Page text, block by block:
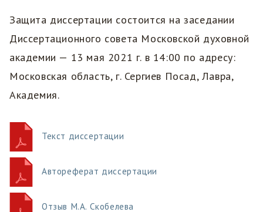
Защита диссертации состоится на заседании
Диссертационного совета Московской духовной
академии — 13 мая 2021 г. в 14:00 по адресу:
Московская область, г. Сергиев Посад, Лавра,
Академия.
Текст диссертации
Автореферат диссертации
Отзыв М.А. Скобелева